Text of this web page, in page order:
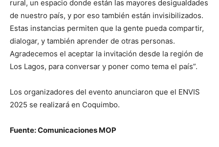
rural, un espacio donde están las mayores desigualdades
de nuestro país, y por eso también están invisibilizados.
Estas instancias permiten que la gente pueda compartir,
dialogar, y también aprender de otras personas.
Agradecemos el aceptar la invitación desde la región de
Los Lagos, para conversar y poner como tema el país”.
Los organizadores del evento anunciaron que el ENVIS
2025 se realizará en Coquimbo.
Fuente: Comunicaciones MOP